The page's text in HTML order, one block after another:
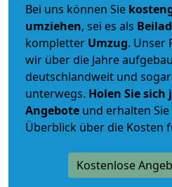
Bei uns können Sie
umziehen, sei es als
kompletter Umzug. Unser
wir über die Jahre
deutschlandweit und
unterwegs. Holen Sie
Angebote und erhalten
Überblick über die Kosten
Kostenlose